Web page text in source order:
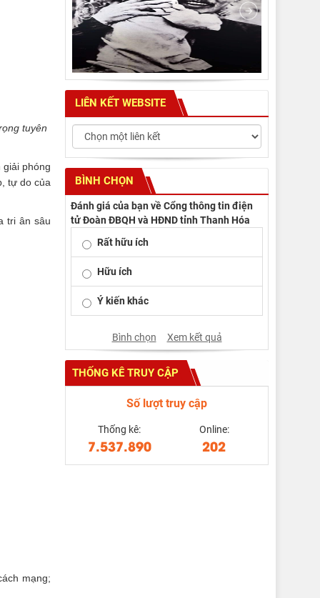
tuyên
phóng
tự do của
tri ân sâu
mạng;
LIÊN KẾT WEBSITE
BÌNH CHỌN
Đánh giá của bạn về Cổng thông tin điện
tử Đoàn ĐBQH và HĐND tỉnh Thanh Hóa
Rất hữu ích
Hữu ích
Ý kiến khác
Bình chọn Xem kết quả
THỐNG KÊ TRUY CẬP
Số lượt truy cập
Thống kê:
7.537.890
Online:
202